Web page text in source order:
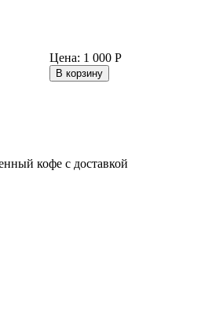
Цена: 1 000 Р
В корзину